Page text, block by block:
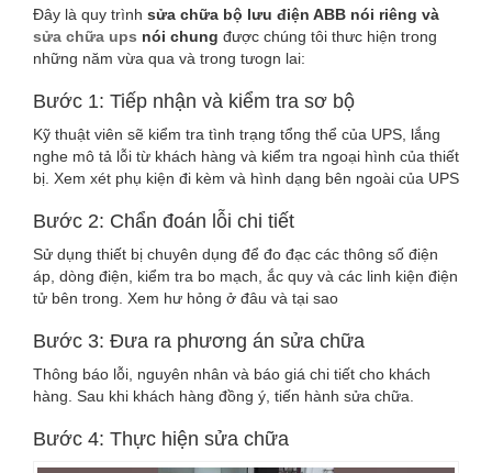
Đây là quy trình sửa chữa bộ lưu điện ABB nói riêng và
sửa chữa ups nói chung được chúng tôi thưc hiện trong
những năm vừa qua và trong tưogn lai:
Bước 1: Tiếp nhận và kiểm tra sơ bộ
Kỹ thuật viên sẽ kiểm tra tình trạng tổng thể của UPS, lắng
nghe mô tả lỗi từ khách hàng và kiểm tra ngoại hình của thiết
bị. Xem xét phụ kiện đi kèm và hình dạng bên ngoài của UPS
Bước 2: Chẩn đoán lỗi chi tiết
Sử dụng thiết bị chuyên dụng để đo đạc các thông số điện
áp, dòng điện, kiểm tra bo mạch, ắc quy và các linh kiện điện
tử bên trong. Xem hư hỏng ở đâu và tại sao
Bước 3: Đưa ra phương án sửa chữa
Thông báo lỗi, nguyên nhân và báo giá chi tiết cho khách
hàng. Sau khi khách hàng đồng ý, tiến hành sửa chữa.
Bước 4: Thực hiện sửa chữa